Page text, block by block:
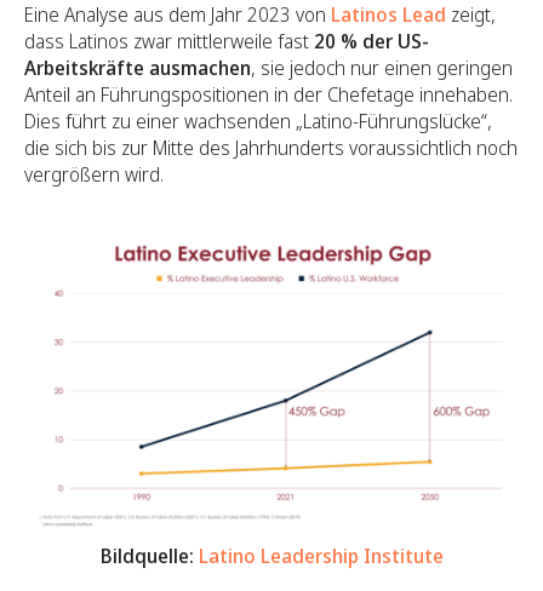
Eine Analyse aus dem Jahr 2023 von Latinos Lead zeigt,
dass Latinos zwar mittlerweile fast 20 % der US-
Arbeitskräfte ausmachen, sie jedoch nur einen geringen
Anteil an Führungspositionen in der Chefetage innehaben.
Dies führt zu einer wachsenden „Latino-Führungslücke“,
die sich bis zur Mitte des Jahrhunderts voraussichtlich noch
vergrößern wird.
Bildquelle: Latino Leadership Institute